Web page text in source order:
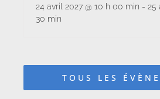
24 avril 2027 @ 10 h 00 min -25
30 min
TOUS LES